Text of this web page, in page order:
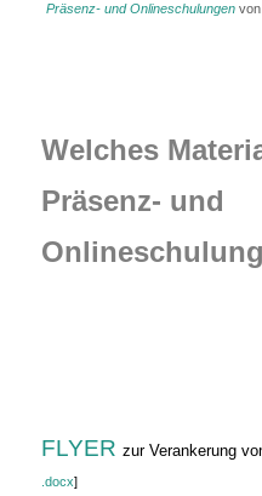
Präsenz- und Onlineschulungenvon
Welches
Präsenz- und
FLYER zur Verankerung
.docx]